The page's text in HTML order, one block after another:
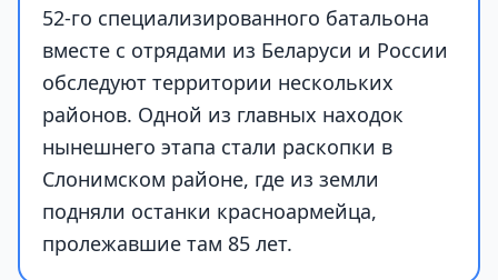
52-го специализированного батальона
вместе с отрядами из Беларуси и России
обследуют территории нескольких
районов. Одной из главных находок
нынешнего этапа стали раскопки в
Слонимском районе, где из земли
подняли останки красноармейца,
пролежавшие там 85 лет.